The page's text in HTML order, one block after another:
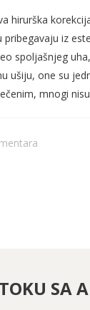
iz
spoljašnjeg
ušiju, one su
mnogi
SA